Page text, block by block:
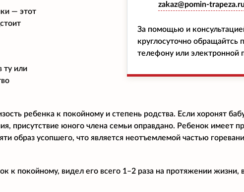
zakaz@pomin-trapeza.ru
За помощью и
круглосуточно обращайтсь
телефону или электронной
— этот
ту или
ребенка к покойному и степень родства. Если хоронят
присутствие юного члена семьи оправдано. Ребенок имеет
образ усопшего, что является неотъемлемой частью
к покойному, видел его всего 1–2 раза на протяжении жизни,